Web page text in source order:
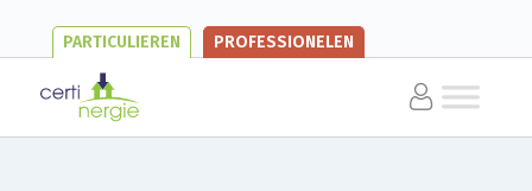
PARTICULIEREN PROFESSIONELEN